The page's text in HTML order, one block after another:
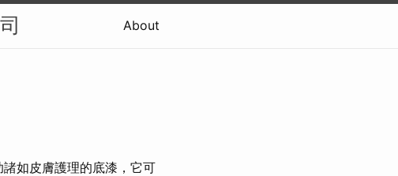
About
諸如皮膚護理的底漆，它可